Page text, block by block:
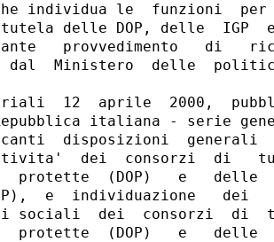
individua le  funzioni
delle DOP, delle  IGP
provvedimento   di
dal  Ministero  delle
12  aprile  2000,
italiana - serie
disposizioni  generali
dei  consorzi  di
protette  (DOP)   e   delle
e  individuazione
sociali  dei  consorzi  di
protette  (DOP)   e   delle